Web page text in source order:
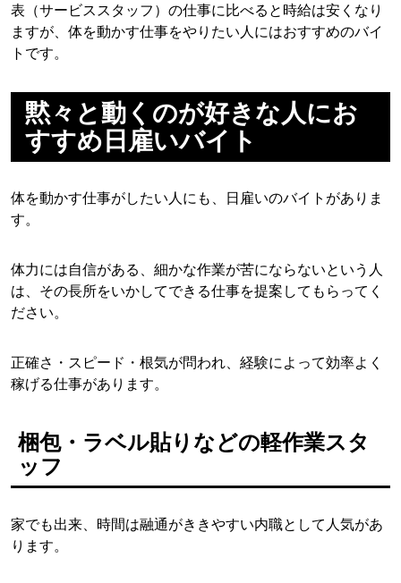
表（サービススタッフ）の仕事に比べると時給は安くなり
ますが、体を動かす仕事をやりたい人にはおすすめのバイ
トです。
黙々と動くのが好きな人にお
すすめ日雇いバイト
体を動かす仕事がしたい人にも、日雇いのバイトがありま
す。
体力には自信がある、細かな作業が苦にならないという人
は、その長所をいかしてできる仕事を提案してもらってく
ださい。
正確さ・スピード・根気が問われ、経験によって効率よく
稼げる仕事があります。
梱包・ラベル貼りなどの軽作業スタ
ッフ
家でも出来、時間は融通がききやすい内職として人気があ
ります。